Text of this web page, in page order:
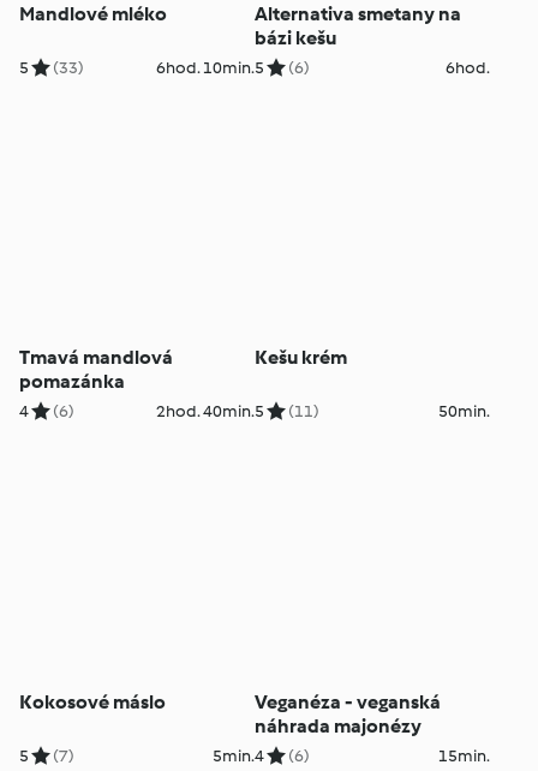
Mandlové mléko
5 (33) 6hod. 10min.
Alternativa smetany na
bázi kešu
5 (6) 6hod.
Tmavá mandlová
pomazánka
4 (6) 2hod. 40min.
Kešu krém
5 (11) 50min.
Kokosové máslo
5 (7) 5min.
Veganéza - veganská
náhrada majonézy
4 (6) 15min.